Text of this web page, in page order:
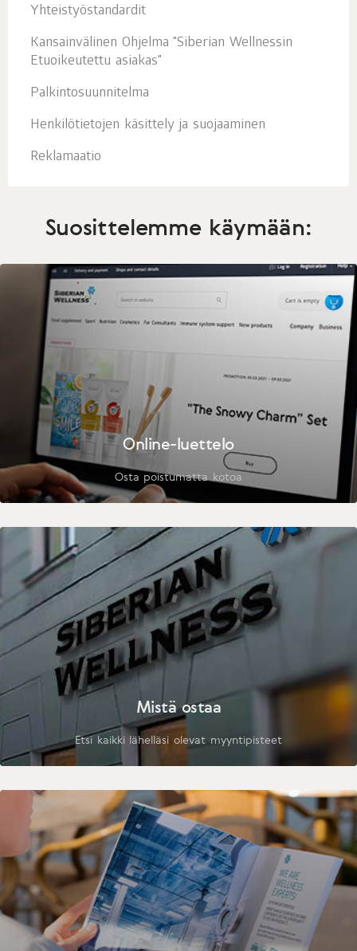
Yhteistyöstandardit
Kansainvälinen Ohjelma "Siberian Wellnessin
Etuoikeutettu asiakas"
Palkintosuunnitelma
Henkilötietojen käsittely ja suojaaminen
Reklamaatio
Suosittelemme käymään:
Online-luettelo
Osta poistumatta kotoa
Mistä ostaa
Etsi kaikki lähelläsi olevat myyntipisteet